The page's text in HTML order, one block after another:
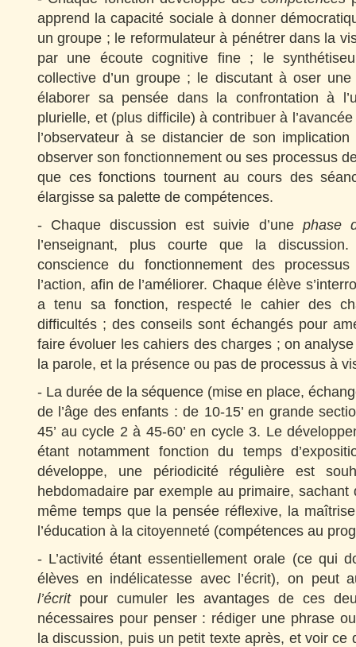
apprend la capacité sociale à donner
un groupe ; le reformulateur à pénétrer dans la
par une écoute cognitive fine ; le
collective d’un groupe ; le discutant à oser une
élaborer sa pensée dans la confrontation à
plurielle, et (plus difficile) à contribuer à
l’observateur à se distancier de son
observer son fonctionnement ou ses processus
que ces fonctions tournent au cours des
élargisse sa palette de compétences.
- Chaque discussion est suivie d’une phase
l’enseignant, plus courte que la
conscience du fonctionnement des
l’action, afin de l’améliorer. Chaque élève
a tenu sa fonction, respecté le cahier des
difficultés ; des conseils sont échangés pour
faire évoluer les cahiers des charges ; on
la parole, et la présence ou pas de processus à
- La durée de la séquence (mise en place,
de l’âge des enfants : de 10-15’ en grande
45’ au cycle 2 à 45-60’ en cycle 3. Le
étant notamment fonction du temps
développe, une périodicité régulière est
hebdomadaire par exemple au primaire, sachant
même temps que la pensée réflexive, la
l’éducation à la citoyenneté (compétences au
- L’activité étant essentiellement orale (ce qui
élèves en indélicatesse avec l’écrit), on peut
l’écritpour cumuler les avantages de ces
nécessaires pour penser : rédiger une phrase
la discussion, puis un petit texte après, et voir ce